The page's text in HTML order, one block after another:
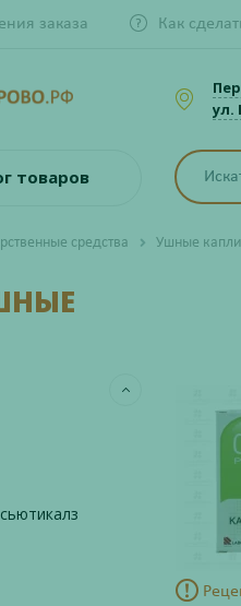
заказа Как
ул.
товаров
средства Ушные капли